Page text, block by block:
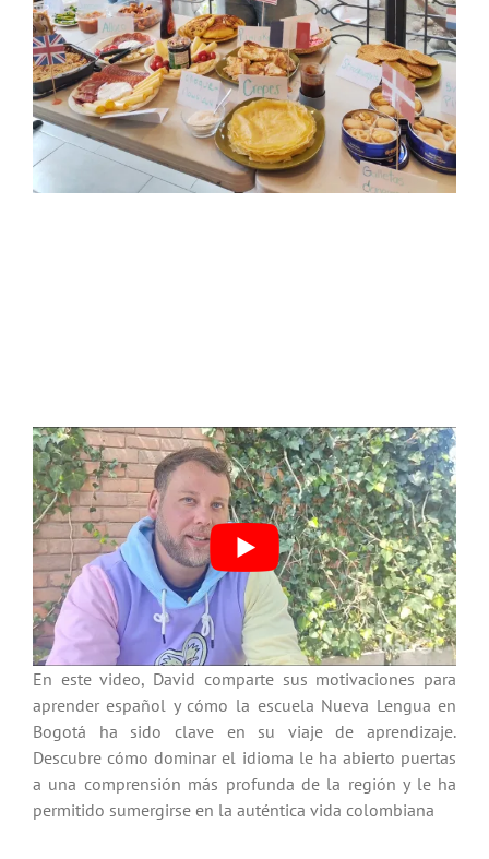
En este video, David comparte sus motivaciones para
aprender español y cómo la escuela Nueva Lengua en
Bogotá ha sido clave en su viaje de aprendizaje.
Descubre cómo dominar el idioma le ha abierto puertas
a una comprensión más profunda de la región y le ha
permitido sumergirse en la auténtica vida colombiana